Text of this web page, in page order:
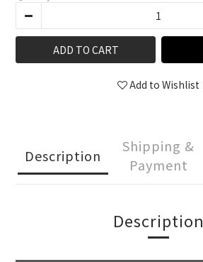
ADD TO CART
Add to Wishlist
Description
Shipping &
Payment
Description